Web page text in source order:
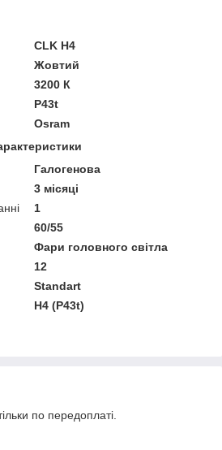
CLK H4
Жовтий
3200 К
P43t
Osram
Галогенова
3 місяці
1
60/55
Фари головного світла
12
Standart
H4 (P43t)
по передоплаті.